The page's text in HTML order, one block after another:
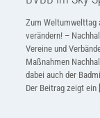
Zum Weltumwelttag
verändern! –
Vereine und
Maßnahmen
dabei auch der
Der Beitrag zeigt ein